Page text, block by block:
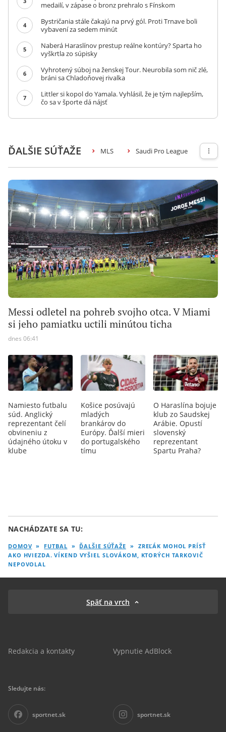
medailí, v zápase o bronz prehralo s Fínskom
4
Bystričania stále čakajú na prvý gól. Proti Trnave boli
vybavení za sedem minút
5
Naberá Haraslínov prestup reálne kontúry? Sparta ho
vyškrtla zo súpisky
6
Vyhrotený súboj na ženskej Tour. Neurobila som nič zlé,
bráni sa Chladoňovej rivalka
7
Littler si kopol do Yamala. Vyhlásil, že je tým najlepším,
čo sa v športe dá nájsť
ĎALŠIE SÚŤAŽE MLS Saudi Pro League
Messi odletel na pohreb svojho otca. V Miami
si jeho pamiatku uctili minútou ticha
dnes 06:41
Namiesto futbalu
súd. Anglický
reprezentant čelí
obvineniu z
údajného útoku v
klube
Košice posúvajú
mladých
brankárov do
Európy. Ďalší mieri
do portugalského
tímu
O Haraslína bojuje
klub zo Saudskej
Arábie. Opustí
slovenský
reprezentant
Spartu Praha?
NACHÁDZATE SA TU:
DOMOV » FUTBAL » ĎALŠIE SÚŤAŽE » ZREĽÁK MOHOL PRÍSŤ
AKO HVIEZDA. VÍKEND VYŠIEL SLOVÁKOM, KTORÝCH TARKOVIČ
NEPOVOLAL
Späť na vrch
Redakcia a kontakty Vypnutie AdBlock
Sledujte nás:
sportnet.sk sportnet.sk